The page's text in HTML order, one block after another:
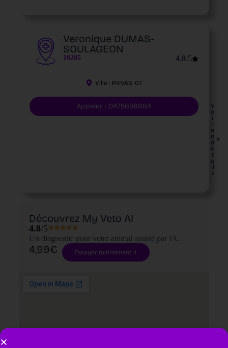
Veronique DUMAS-
SOULAGEON
10205 4.8/5
Ville : PRIVAS 07
Appeler : 0475658884
V
o
i
r
e
n
d
é
t
a
il
s
Découvrez My Veto AI
4.8/5
Un diagnostic pour votre animal assisté par IA.
4,99€ Essayer maintenant